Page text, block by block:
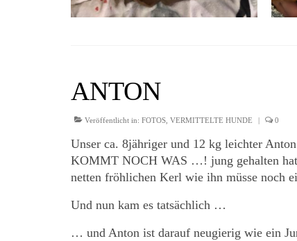
ANTON
Veröffentlicht in: FOTOS VERMITTELTE HUNDE 0
Unser ca. 8jähriger und 12 kg leichter
KOMMT NOCH WAS …! jung gehalten
netten fröhlichen Kerl wie ihn müsse noch
Und nun kam es tatsächlich …
… und Anton ist darauf neugierig wie ein